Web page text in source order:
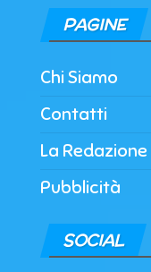
PAGINE
Chi Siamo
Contatti
La Redazione
Pubblicità
SOCIAL